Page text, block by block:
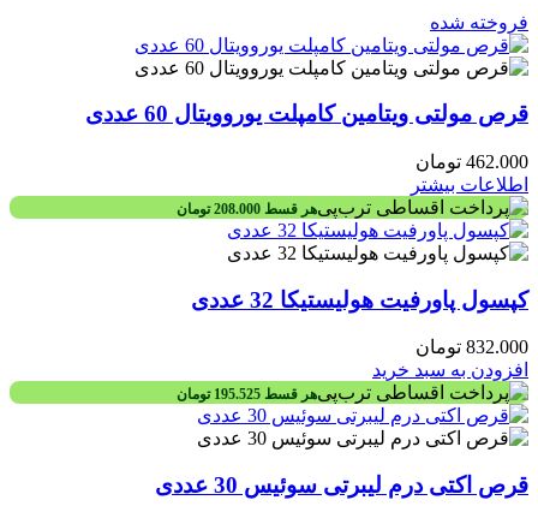
فروخته شده
قرص مولتی ویتامین کامپلت یوروویتال 60 عددی
462.000 تومان
اطلاعات بیشتر
هر قسط 208.000 تومان
کپسول پاورفیت هولیستیکا 32 عددی
832.000 تومان
افزودن به سبد خرید
هر قسط 195.525 تومان
قرص اکتی درم لیبرتی سوئیس 30 عددی